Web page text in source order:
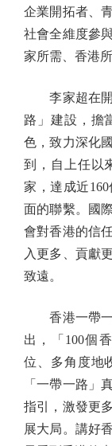
企業開拓者、
社會全維度參
家所需、香港
李家超在開
路」建設，擔
色，致力深化
到，自上任以
家，達成近
面的聯繫。國
會對香港的信
入更多、貢獻
致遠。
香港一帶一
出，「100個
位、多角度地
「一帶一路」
指引，激發更
展大局。講好